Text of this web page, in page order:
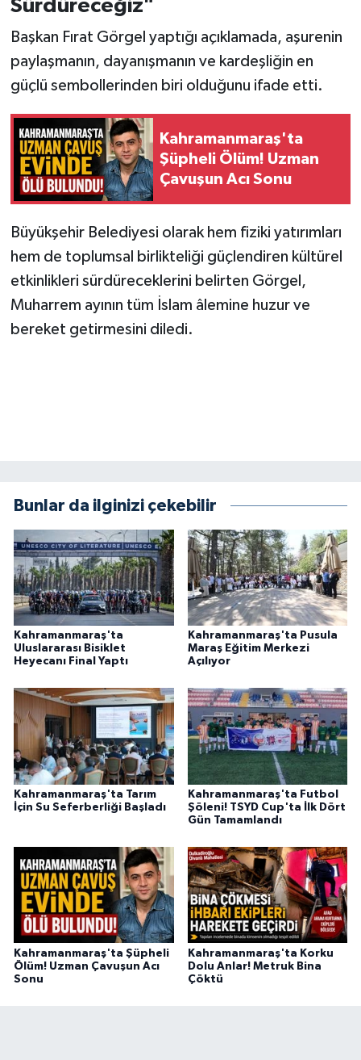
Sürdüreceğiz"
Başkan Fırat Görgel yaptığı açıklamada, aşurenin
paylaşmanın, dayanışmanın ve kardeşliğin en
güçlü sembollerinden biri olduğunu ifade etti.
Kahramanmaraş'ta
Şüpheli Ölüm! Uzman
Çavuşun Acı Sonu
Büyükşehir Belediyesi olarak hem fiziki yatırımları
hem de toplumsal birlikteliği güçlendiren kültürel
etkinlikleri sürdüreceklerini belirten Görgel,
Muharrem ayının tüm İslam âlemine huzur ve
bereket getirmesini diledi.
Bunlar da ilginizi çekebilir
Kahramanmaraş'ta
Uluslararası Bisiklet
Heyecanı Final Yaptı
Kahramanmaraş'ta Pusula
Maraş Eğitim Merkezi
Açılıyor
Kahramanmaraş'ta Tarım
İçin Su Seferberliği Başladı
Kahramanmaraş'ta Futbol
Şöleni! TSYD Cup'ta İlk Dört
Gün Tamamlandı
Kahramanmaraş'ta Şüpheli
Ölüm! Uzman Çavuşun Acı
Sonu
Kahramanmaraş'ta Korku
Dolu Anlar! Metruk Bina
Çöktü